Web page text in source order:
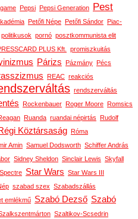
Pepsi Pepsi Generation Pest
Petőfi Népe Petőfi Sándor Piac-
politikusok pornó posztkommunista elit
PLUS Kft.
promiszkuitás
Párizs Pázmány Pécs
REAC reakciós
rendszerváltás
Rockenbauer Roger Moore Romsics
Ruanda ruandai népirtás Rudolf
Köztársaság Róma
Amin Samuel Dodsworth Schiffer András
Sidney Sheldon Sinclair Lewis Skyfall
Spectre Star Wars Star Wars III
szabad szex Szabadszállás
emlékmű Szabó Dezső Szabó
Szaltikov-Scsedrin